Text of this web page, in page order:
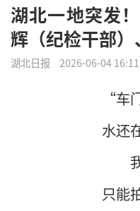
湖北一地突发
辉（纪检干部）
湖北日报 2026-06-04
“车
水还
只能